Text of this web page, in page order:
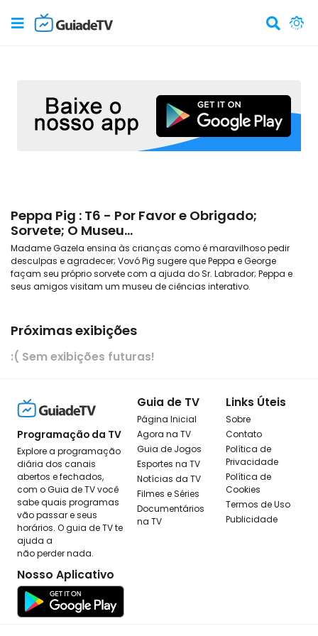
Peppa Pig : T6 - Por Favor e Obrigado;
Sorvete; O Museu...
Madame Gazela ensina às crianças como é maravilhoso pedir
desculpas e agradecer; Vovó Pig sugere que Peppa e George
façam seu próprio sorvete com a ajuda do Sr. Labrador; Peppa e
seus amigos visitam um museu de ciências interativo.
Próximas exibições
:( Sem exibições futuras!
Programação da TV
Explore a programação
diária dos canais
abertos e fechados,
com o Guia de TV você
sabe quais programas
vão passar e seus
horários. O guia de TV te
ajuda a
não perder nada.
Nosso Aplicativo
Guia de TV
Página Inicial
Agora na TV
Guia de Jogos
Esportes na TV
Notícias da TV
Filmes e Séries
Documentários
na TV
Links Úteis
Sobre
Contato
Política de
Privacidade
Política de
Cookies
Termos de Uso
Publicidade